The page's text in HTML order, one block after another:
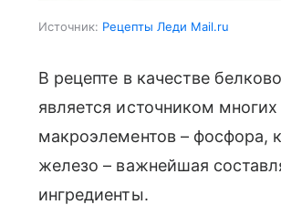
Источник: Рецепты Леди Mail.ru
В рецепте в качестве
является источником
макроэлементов – фосфора,
железо – важнейшая
ингредиенты.